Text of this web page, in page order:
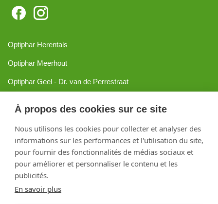
À propos des cookies sur ce site
Nous utilisons les cookies pour collecter et analyser des
informations sur les performances et l'utilisation du site,
pour fournir des fonctionnalités de médias sociaux et
pour améliorer et personnaliser le contenu et les
publicités.
En savoir plus
Optiphar Herentals
Optiphar Meerhout
Optiphar Geel - Dr. van de Perrestraat
Optiphar Mol
Créé avec Shopware